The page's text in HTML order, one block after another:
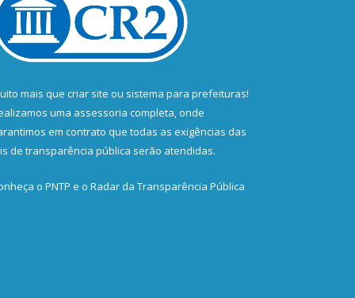
mais que criar site ou sistema para prefeituras!
uma assessoria completa, onde
em contrato que todas as exigências das
de transparência pública serão atendidas.
o PNTP e o Radar da Transparência Pública